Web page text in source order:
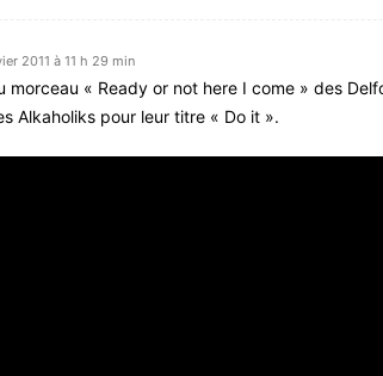
2011 à 11 h 29 min
morceau « Ready or not here I come » des
Alkaholiks pour leur titre « Do it ».